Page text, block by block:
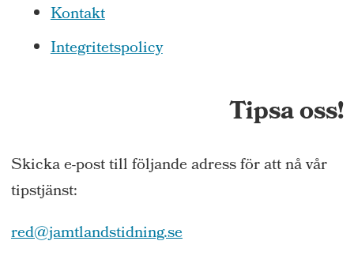
Kontakt
Integritetspolicy
Tipsa oss!
Skicka e-post till följande adress för att nå vår
tipstjänst:
red@jamtlandstidning.se